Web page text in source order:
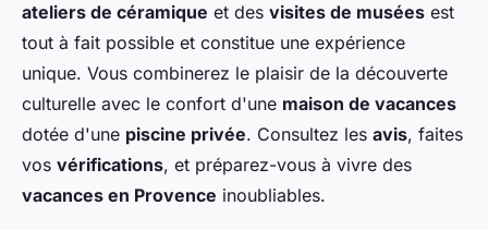
ateliers de céramique et des visites de musées est
tout à fait possible et constitue une expérience
unique. Vous combinerez le plaisir de la découverte
culturelle avec le confort d'une maison de vacances
dotée d'une piscine privée. Consultez les avis, faites
vos vérifications, et préparez-vous à vivre des
vacances en Provence inoubliables.